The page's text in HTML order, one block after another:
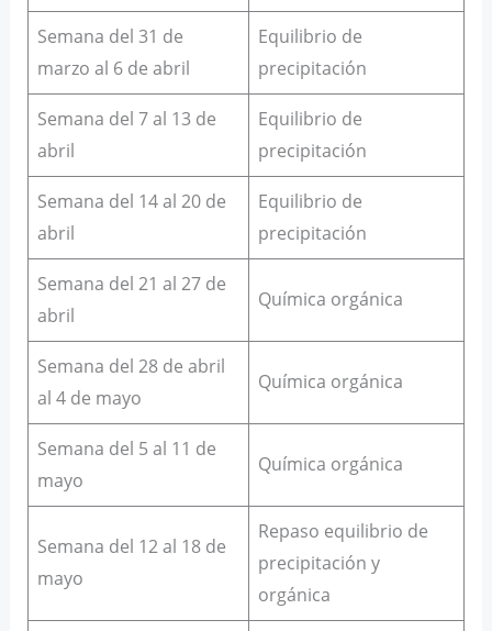
Semana del 31 de
marzo al 6 de abril
Equilibrio de
precipitación
Semana del 7 al 13 de
abril
Equilibrio de
precipitación
Semana del 14 al 20 de
abril
Equilibrio de
precipitación
Semana del 21 al 27 de
abril
Química orgánica
Semana del 28 de abril
al 4 de mayo
Química orgánica
Semana del 5 al 11 de
mayo
Química orgánica
Semana del 12 al 18 de
mayo
Repaso equilibrio de
precipitación y
orgánica